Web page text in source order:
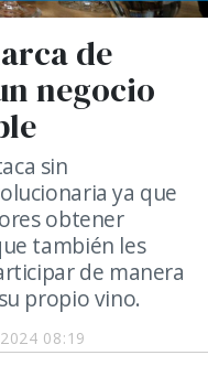
08:19
de
negocio
sin
ya que
obtener
también les
de manera
propio vino.